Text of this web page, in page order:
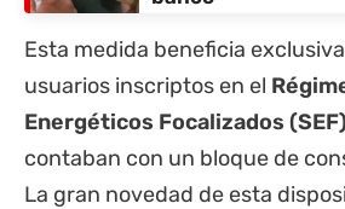
Esta medida beneficia
usuarios inscriptos en el
Energéticos Focalizados (SEF)
contaban con un bloque de
La gran novedad de esta